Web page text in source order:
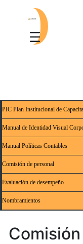
PIC Plan Institucional de
Manual de Identidad Visual
Manual Políticas Contables
Comisión de personal
Evaluación de desempeño
Nombramientos